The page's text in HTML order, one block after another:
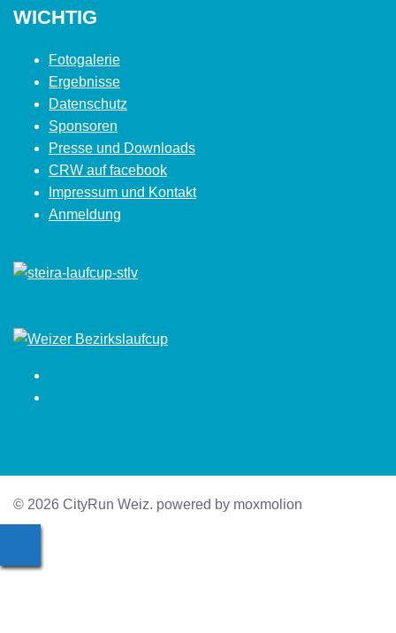
WICHTIG
Fotogalerie
Ergebnisse
Datenschutz
Sponsoren
Presse und Downloads
CRW auf facebook
Impressum und Kontakt
Anmeldung
© 2026 CityRun Weiz. powered by moxmolion